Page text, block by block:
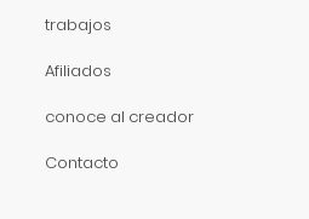
trabajos
Afiliados
conoce al creador
Contacto